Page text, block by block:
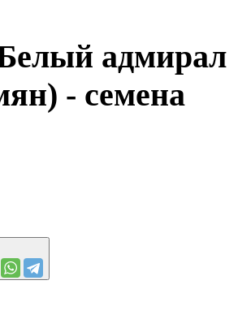
адмирал
- семена